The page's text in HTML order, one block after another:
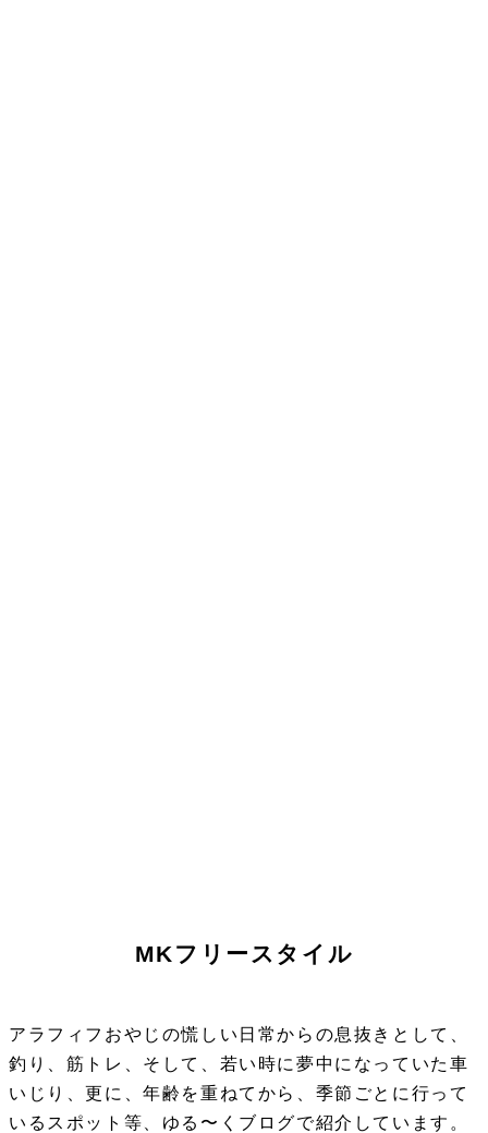
MKフリースタイル
アラフィフおやじの慌しい日常からの息抜きとして、
釣り、筋トレ、そして、若い時に夢中になっていた車
いじり、更に、年齢を重ねてから、季節ごとに行って
いるスポット等、ゆる〜くブログで紹介しています。